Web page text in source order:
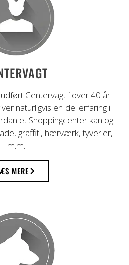
i mere end 40
år
Centervagt i over 40 år
naturligvis en del erfaring i
et Shoppingcenter kan og
graffiti, hærværk, tyverier,
m.m.
MERE